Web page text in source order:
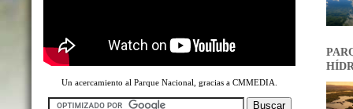
Un acercamiento al Parque Nacional, gracias a CMMEDIA.